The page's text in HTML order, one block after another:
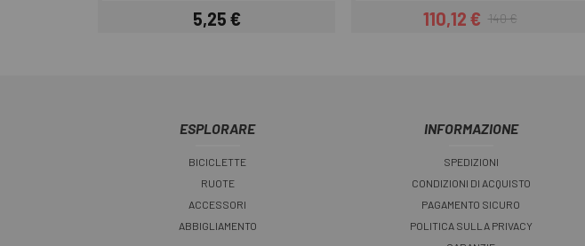
Prezzo
5,25 € Prezzo
110,12 €Prezzo base
140 €
ESPLORARE
BICICLETTE
RUOTE
ACCESSORI
ABBIGLIAMENTO
INFORMAZIONE
SPEDIZIONI
CONDIZIONI DI ACQUISTO
PAGAMENTO SICURO
POLITICA SULLA PRIVACY